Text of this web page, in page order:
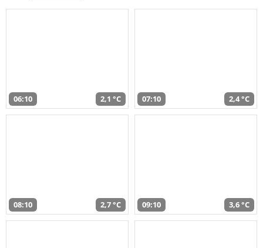
06:10 2,1 °C 07:10 2,4 °C
08:10 2,7 °C 09:10 3,6 °C